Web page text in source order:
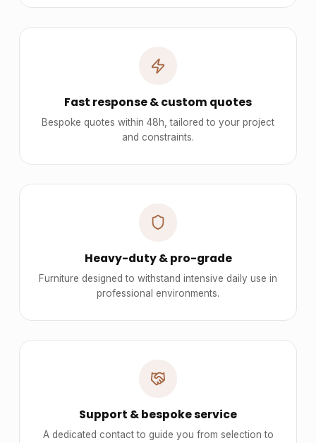
Fast response & custom quotes
Bespoke quotes within 48h, tailored to your project
and constraints.
Heavy-duty & pro-grade
Furniture designed to withstand intensive daily use in
professional environments.
Support & bespoke service
A dedicated contact to guide you from selection to